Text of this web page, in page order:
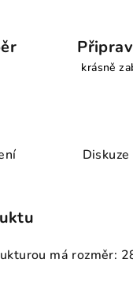
krásně
Diskuze
má rozměr: